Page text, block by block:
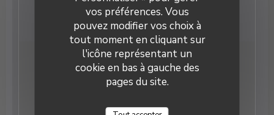
vos préférences. Vous
pouvez modifier vos choix à
tout moment en cliquant sur
l'icône représentant un
cookie en bas à gauche des
pages du site.
salariés. Tous s'affairent pour accueillir le flot de
curieux qui se pressent à la découverte du lieu depuis
son ouverture.
Newsletter*
Inscrivez-vous à notre lettre d'information pour recevoir